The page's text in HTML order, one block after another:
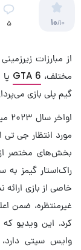
10/10
5
از مبارزات
مختلف، GTA 6
گیم پلی بازی
بخش‌های مختصر از
راک‌استار گیمز
خاصی از بازی
غیرمنتظره، ضمن
کرد. این ویدیو
وایس سیتی